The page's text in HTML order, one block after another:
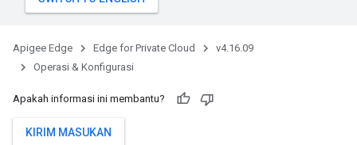
Apigee Edge Edge for Private Cloud
v4.16.09
Operasi & Konfigurasi
Apakah informasi ini membantu?
KIRIM MASUKAN